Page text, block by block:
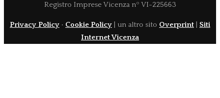
Registro Imprese Vicenza nº VI-225663
Privacy Policy · Cookie Policy | un altro sito Overprint
Siti
Internet Vicenza